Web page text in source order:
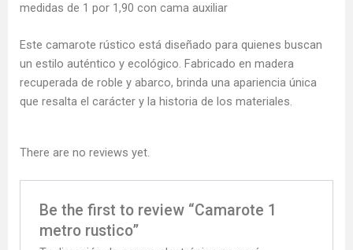
medidas de 1 por 1,90 con cama auxiliar
Este camarote rústico está diseñado para quienes buscan
un estilo auténtico y ecológico. Fabricado en madera
recuperada de roble y abarco, brinda una apariencia única
que resalta el carácter y la historia de los materiales.
There are no reviews yet.
Be the first to review “Camarote 1
metro rustico”